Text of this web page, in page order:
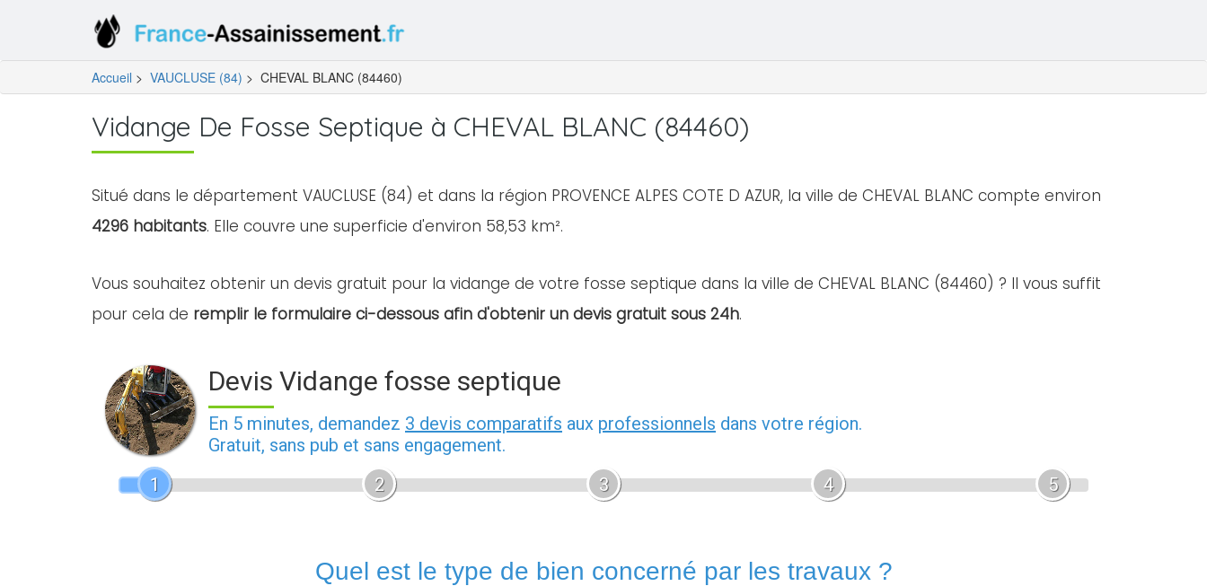
Accueil > VAUCLUSE (84) > CHEVAL BLANC (84460)
Vidange De Fosse Septique à CHEVAL BLANC (84460)
Situé dans le département VAUCLUSE (84) et dans la région PROVENCE ALPES COTE D AZUR, la ville de CHEVAL BLANC compte environ
4296 habitants. Elle couvre une superficie d'environ 58,53 km².
Vous souhaitez obtenir un devis gratuit pour la vidange de votre fosse septique dans la ville de CHEVAL BLANC (84460) ? Il vous suffit
pour cela de remplir le formulaire ci-dessous afin d'obtenir un devis gratuit sous 24h.
Devis Vidange fosse septique
En 5 minutes, demandez 3 devis comparatifs aux professionnels dans votre région.
Gratuit, sans pub et sans engagement.
1
2 3 4 5
Quel est le type de bien concerné par les travaux ?